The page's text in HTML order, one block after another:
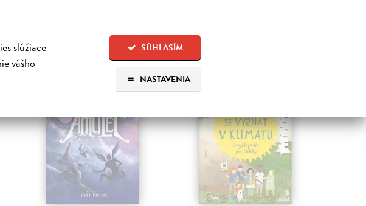
slúžiace
vášho
SÚHLASÍM
NASTAVENIA
si kúpili aj:
na sklade